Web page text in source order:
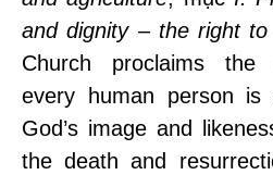
and dignity – the right to
Church proclaims
every human person is
God’s image and
the death and